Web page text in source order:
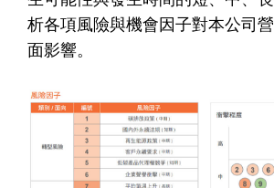
析各項風險與機會因子對本公司
面影響。